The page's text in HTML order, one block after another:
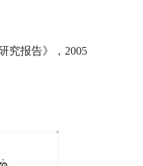
究报告》，2005